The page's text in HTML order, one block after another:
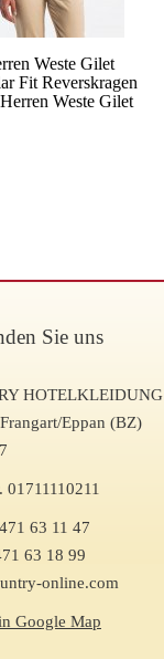
Weste Gilet
Fit Reverskragen
Weste Gilet
Sie uns
HOTELKLEIDUNG
Eppan (BZ)
01711110211
63 11 47
63 18 99
online.com
Google Map